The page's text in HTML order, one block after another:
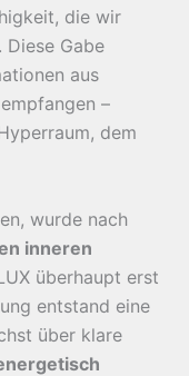
die wir
Diese Gabe
aus
–
dem
wurde nach
inneren
überhaupt erst
entstand eine
über klare